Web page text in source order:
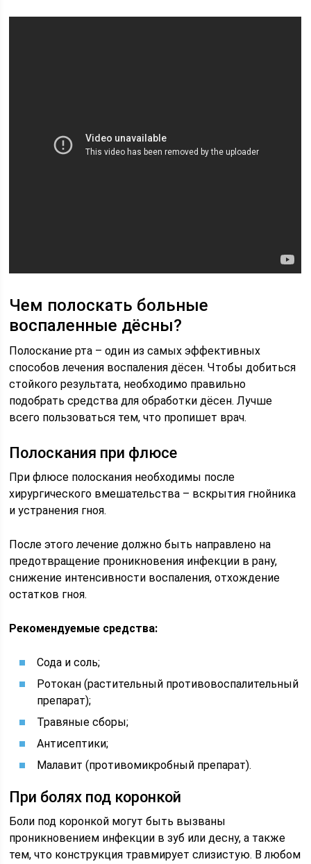
Чем полоскать больные
воспаленные дёсны?
Полоскание рта – один из самых эффективных
способов лечения воспаления дёсен. Чтобы добиться
стойкого результата, необходимо правильно
подобрать средства для обработки дёсен. Лучше
всего пользоваться тем, что пропишет врач.
Полоскания при флюсе
При флюсе полоскания необходимы после
хирургического вмешательства – вскрытия гнойника
и устранения гноя.
После этого лечение должно быть направлено на
предотвращение проникновения инфекции в рану,
снижение интенсивности воспаления, отхождение
остатков гноя.
Рекомендуемые средства:
Сода и соль;
Ротокан (растительный противовоспалительный
препарат);
Травяные сборы;
Антисептики;
Малавит (противомикробный препарат).
При болях под коронкой
Боли под коронкой могут быть вызваны
проникновением инфекции в зуб или десну, а также
тем, что конструкция травмирует слизистую. В любом